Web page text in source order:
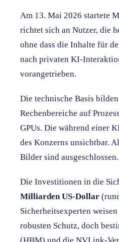
Am 13. Mai 2026 startete
richtet sich an Nutzer, die
ohne dass die Inhalte für
nach privaten KI-
vorangetrieben.
Die technische Basis bilden
Rechenbereiche auf
GPUs. Die während einer
des Konzerns unsichtbar.
Bilder sind ausgeschlossen.
Die Investitionen in die
Milliarden US-Dollar
Sicherheitsexperten
robusten Schutz, doch
(HBM) und die NVLink-